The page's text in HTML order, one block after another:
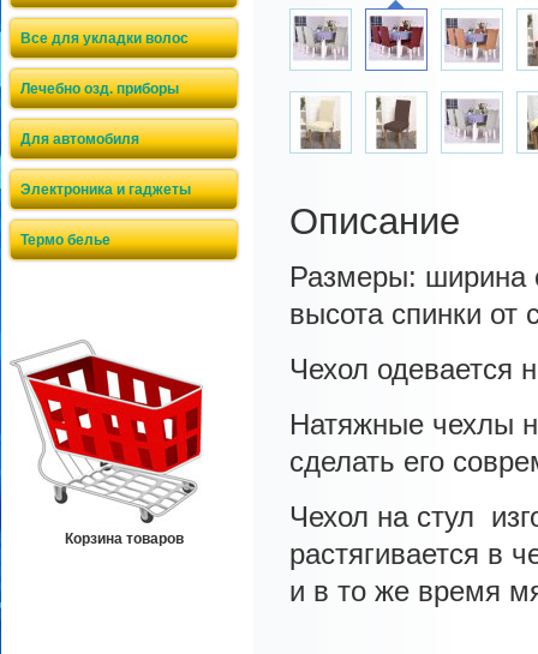
Все для укладки волос
Лечебно озд. приборы
Для автомобиля
Электроника и гаджеты
Термо белье
Корзина товаров
Описание
Размеры: ширина
высота спинки от
Чехол одевается
Натяжные чехлы
сделать его
Чехол на стул
растягивается в
и в то же время